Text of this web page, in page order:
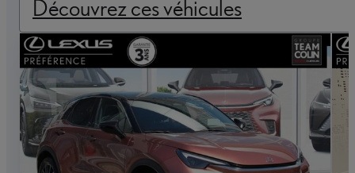
Découvrez ces véhicules